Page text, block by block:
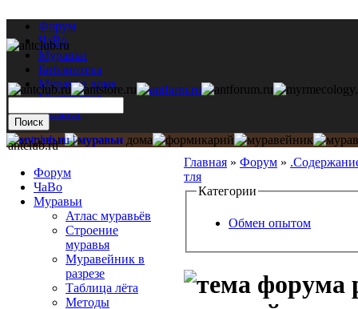
Форум
ЧаВо
Муравьи
Библиотека
Муравьи дома
Мастерская
Каталог
Главная » Форум »
тля
Категории
Обмен опытом
antclub.ru
Форум
ЧаВо
Муравьи
Атлас муравьёв
Строение
муравья
Муравейник в
разрезе
Таблица лёта
Методы